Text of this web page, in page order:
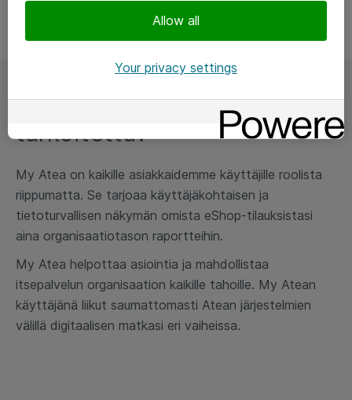
Kenelle My Atea on
tarkoitettu?
My Atea on kaikille asiakkaidemme käyttäjille roolista
riippumatta. Se tarjoaa käyttäjäkohtaisen ja
tietoturvallisen näkymän omista eShop-tilauksistasi
aina organisaatiotason raportteihin.
My Atea helpottaa asiointia ja mahdollistaa
itsepalvelun organisaation kaikille tahoille. My Atean
käyttäjänä liikut saumattomasti Atean järjestelmien
välillä digitaalisen matkasi eri vaiheissa.
Allow all
Your privacy settings